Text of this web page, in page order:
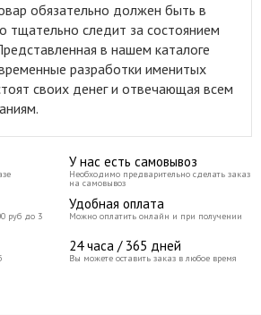
обязательно должен быть в
тщательно следит за состоянием
в нашем каталоге
разработки именитых
своих денег и отвечающая всем
У нас есть самовывоз
Необходимо предварительно сделать заказ
на самовывоз
руб до 3
Удобная оплата
Можно оплатить онлайн и при получении
24 часа / 365 дней
Вы можете оставить заказ в любое время